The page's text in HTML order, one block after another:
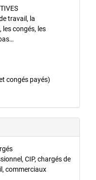
travail, la
congés, les
congés payés)
CIP, chargés de
commerciaux